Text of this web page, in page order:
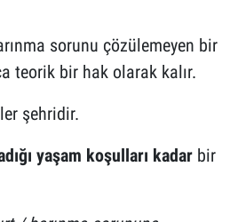
sorunu çözülemeyen bir
teorik bir hak olarak kalır.
şehridir.
yaşam koşulları kadar bir